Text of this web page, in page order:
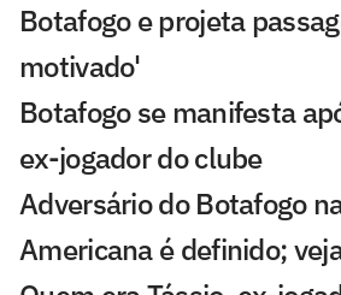
Botafogo e projeta
motivado'
Botafogo se manifesta
ex-jogador do clube
Adversário do Botafogo
Americana é definido;